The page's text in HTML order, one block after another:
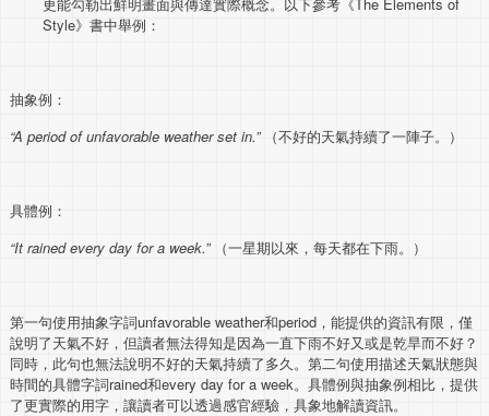
Style》書中舉例：
抽象例：
“A period of unfavorable weather set in.”（不好的天氣持續了一陣子。）
具體例：
“It rained every day for a week.”（一星期以來，每天都在下雨。）
第一句使用抽象字詞unfavorable weather和period，能提供的資訊有限，僅
說明了天氣不好，但讀者無法得知是因為一直下雨不好又或是乾旱而不好？
同時，此句也無法說明不好的天氣持續了多久。第二句使用描述天氣狀態與
時間的具體字詞rained和every day for a week。具體例與抽象例相比，提供
了更實際的用字，讓讀者可以透過感官經驗，具象地解讀資訊。